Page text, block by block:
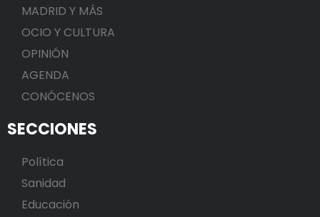
MADRID Y MÁS
OCIO Y CULTURA
OPINIÓN
AGENDA
CONÓCENOS
SECCIONES
Política
Sanidad
Educación